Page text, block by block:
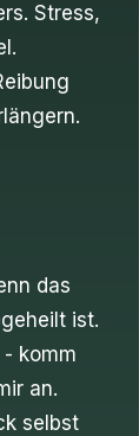
Stress,
das
ist.
komm
an.
selbst